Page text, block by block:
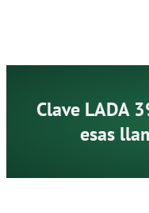
Clave LADA
esas